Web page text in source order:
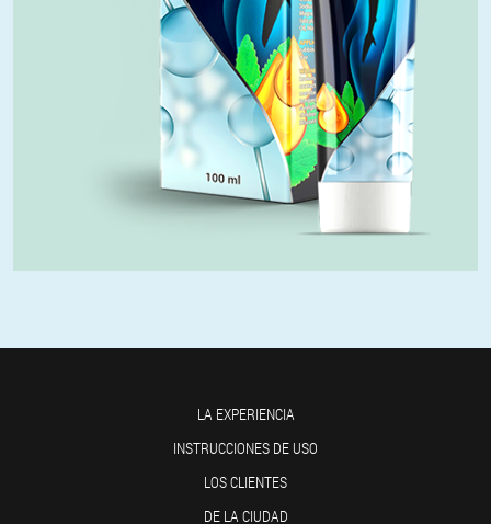
LA EXPERIENCIA
INSTRUCCIONES DE USO
LOS CLIENTES
DE LA CIUDAD